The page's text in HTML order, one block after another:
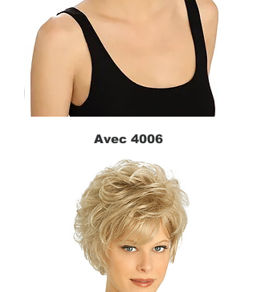
Avec 4006